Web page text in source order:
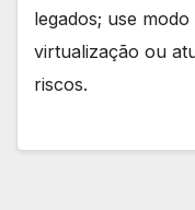
legados; use
virtualização ou
riscos.